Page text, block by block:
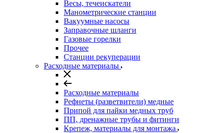
Весы, течеискатели
Манометрические станции
Вакуумные насосы
Заправочные шланги
Газовые горелки
Прочее
Станции рекуперации
Расходные материалы
Расходные материалы
Рефнеты (разветвители) медные
Припой для пайки медных труб
ПП, дренажные трубы и фитинги
Крепеж, материалы для монтажа